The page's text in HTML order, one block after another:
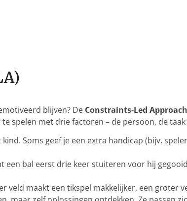
blijven? De Constraints-Led Approach
spelen met drie factoren – de persoon, de
Soms geef je een extra handicap (bijv.
een bal eerst drie keer stuiteren voor hij
veld maakt een tikspel makkelijker, een groter